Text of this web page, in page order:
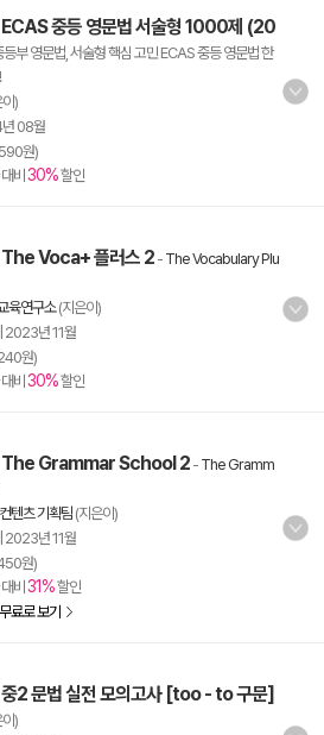
중등 영문법 서술형 1000제 (20
등부 영문법, 서술형 핵심 고민 ECAS 중등 영문법 한
)
08월
원)
비 30%할인
Voca+ 플러스 2- The Vocabulary Plu
육연구소(지은이)
2023년 11월
원)
비 30%할인
The Grammar School 2 - The Gramm
텐츠 기획팀 (지은이)
2023년 11월
원)
비 31%할인
료로 보기
2 문법 실전 모의고사 [too - to 구문]
)